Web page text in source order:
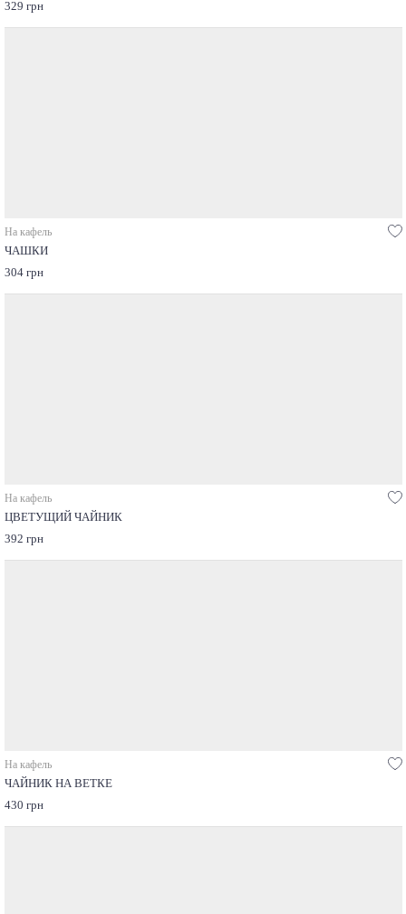
329 грн
На кафель
ЧАШКИ
304 грн
На кафель
ЦВЕТУЩИЙ ЧАЙНИК
392 грн
На кафель
ЧАЙНИК НА ВЕТКЕ
430 грн